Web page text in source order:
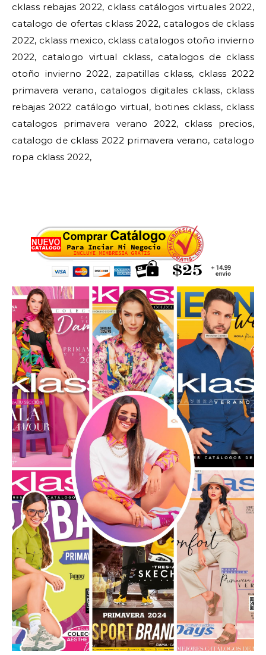
cklass rebajas 2022, cklass catálogos virtuales 2022,
catalogo de ofertas cklass 2022, catalogos de cklass
2022, cklass mexico, cklass catalogos otoño invierno
2022, catalogo virtual cklass, catalogos de cklass
otoño invierno 2022, zapatillas cklass, cklass 2022
primavera verano, catalogos digitales cklass, cklass
rebajas 2022 catálogo virtual, botines cklass, cklass
catalogos primavera verano 2022, cklass precios,
catalogo de cklass 2022 primavera verano, catalogo
ropa cklass 2022,